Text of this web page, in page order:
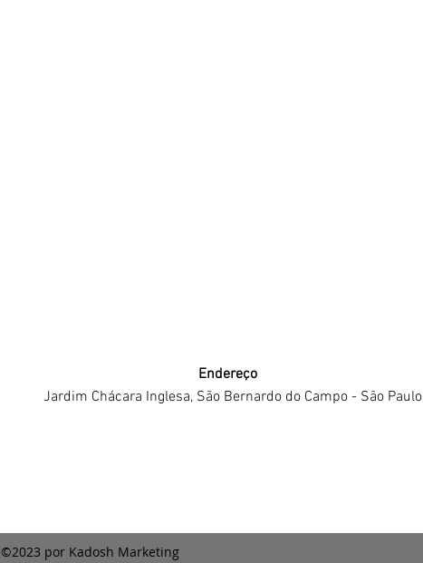
Endereço
Jardim Chácara Inglesa, São Bernardo do Campo - São Paulo
©2023 por Kadosh Marketing